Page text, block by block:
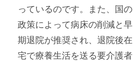
っているのです。また、国の
政策によって病床の削減と早
期退院が推奨され、退院後在
宅で療養生活を送る要介護者